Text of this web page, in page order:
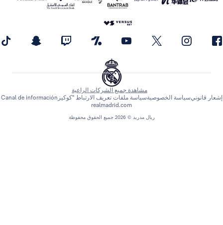
مشاهدة جميع الشركات الراعية
الخصوصيةسياسة ملفات تعريف الارتباط "كوكيز Canal de información
realmadrid.com